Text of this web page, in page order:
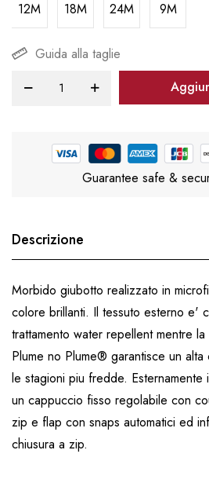
12M
18M 24M 9M
Guida alla taglie
Guarantee safe &
Descrizione
Morbido giubotto realizzato in
colore brillanti. Il tessuto esterno e'
trattamento water repellent mentre
Plume no Plume® garantisce un alta
le stagioni piu fredde.
un cappuccio fisso regolabile con
zip e flap con snaps automatici ed
chiusura a zip.